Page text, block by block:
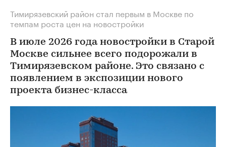
Тимирязевский район стал первым в Москве по
темпам роста цен на новостройки
В июле 2026 года новостройки в Старой
Москве сильнее всего подорожали в
Тимирязевском районе. Это связано с
появлением в экспозиции нового
проекта бизнес-класса